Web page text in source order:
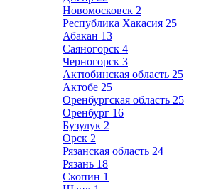
Новомосковск 2
Республика Хакасия 25
Абакан 13
Саяногорск 4
Черногорск 3
Актюбинская область 25
Актобе 25
Оренбургская область 25
Оренбург 16
Бузулук 2
Орск 2
Рязанская область 24
Рязань 18
Скопин 1